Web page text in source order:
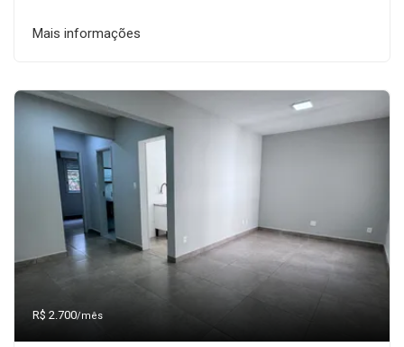
Mais informações
R$ 2.700/mês